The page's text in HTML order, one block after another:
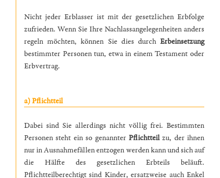
Nicht jeder Erblasser ist mit der gesetzlichen Erbfolge
zufrieden. Wenn Sie Ihre Nachlassangelegenheiten anders
regeln möchten, können Sie dies durch Erbeinsetzung
bestimmter Personen tun, etwa in einem Testament oder
Erbvertrag.
a) Pflichtteil
Dabei sind Sie allerdings nicht völlig frei. Bestimmten
Personen steht ein so genannter Pflichtteilzu, der ihnen
nur in Ausnahmefällen entzogen werden kann und sich auf
die Hälfte des gesetzlichen Erbteils beläuft.
Pflichtteilberechtigt sind Kinder, ersatzweise auch Enkel